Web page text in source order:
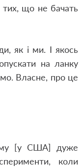
тих, що не бачать
як і ми. І якось
на ланку
Власне, про це
[у США] дуже
коли